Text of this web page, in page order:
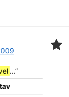
...”